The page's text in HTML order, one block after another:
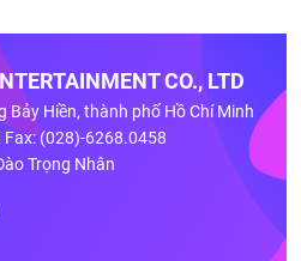
CO., LTD
Bảy Hiền, thành phố Hồ Chí Minh
(028)-6268.0458
Trọng Nhân